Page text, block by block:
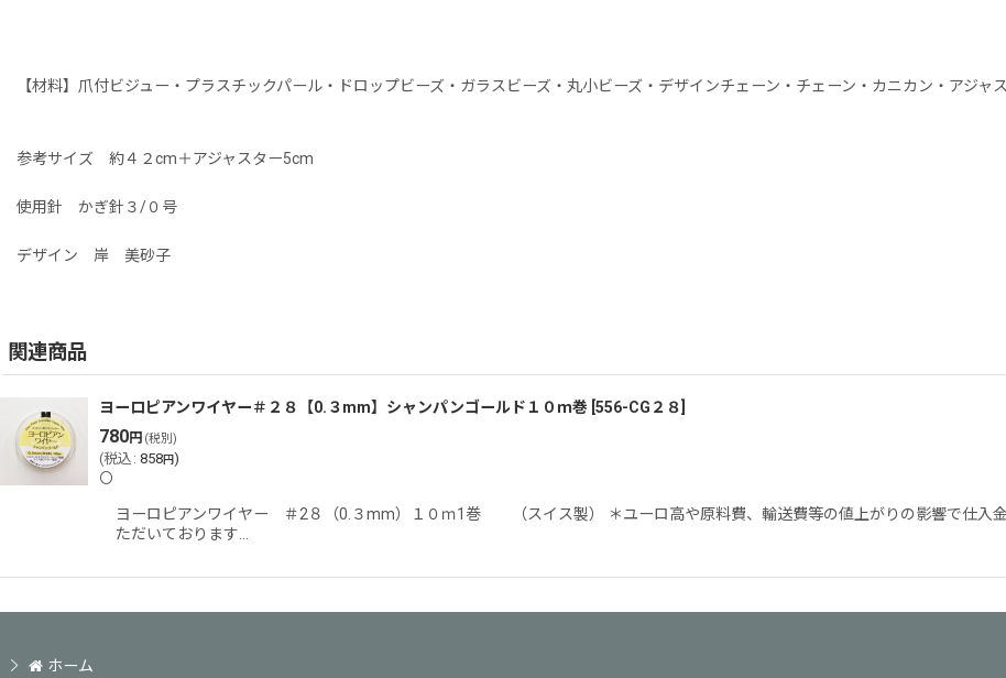
【材料】爪付ビジュー・プラスチックパール・ドロップビーズ・ガラスビーズ・丸小ビーズ・デザインチェーン・チェーン・カニカン・アジャ
参考サイズ 約４２cm＋アジャスター5cm
使用針 かぎ針３/０号
デザイン 岸 美砂子
関連商品
ヨーロピアンワイヤー＃２８【0.３mm】シャンパンゴールド１０ｍ巻 556-CG２８
780円 (税別)
(税込 : 858円)
〇
ヨーロピアンワイヤー ＃2８（0.３mm）１０ｍ1巻 （スイス製） ＊ユーロ高や原料費、輸送費等の値上がりの影響で仕入
ただいております…
ホーム